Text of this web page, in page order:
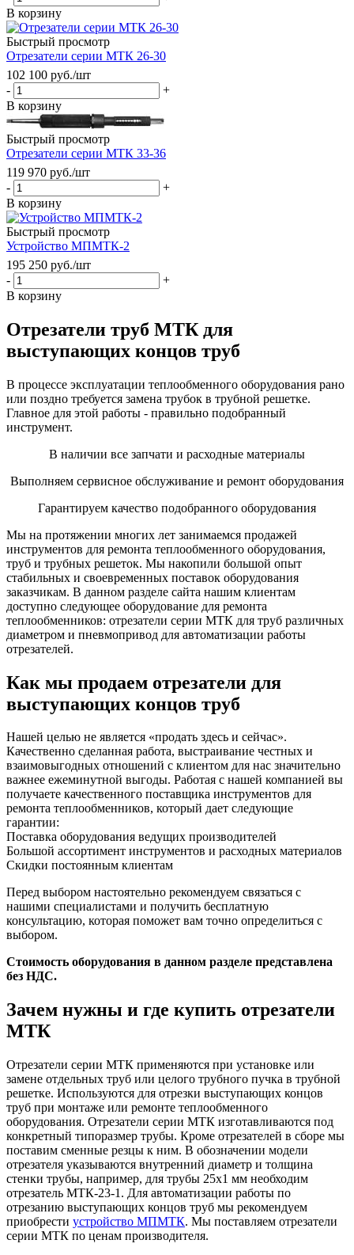
В корзину
Быстрый просмотр
Отрезатели серии МТК 26-30
102 100 руб./шт
-
+
В корзину
Быстрый просмотр
Отрезатели серии МТК 33-36
119 970 руб./шт
-
+
В корзину
Быстрый просмотр
Устройство МПМТК-2
195 250 руб./шт
-
+
В корзину
Отрезатели труб МТК для
выступающих концов труб
В процессе эксплуатации теплообменного оборудования рано
или поздно требуется замена трубок в трубной решетке.
Главное для этой работы - правильно подобранный
инструмент.
В наличии все запчати и расходные материалы
Выполняем сервисное обслуживание и ремонт оборудования
Гарантируем качество подобранного оборудования
Мы на протяжении многих лет занимаемся продажей
инструментов для ремонта теплообменного оборудования,
труб и трубных решеток. Мы накопили большой опыт
стабильных и своевременных поставок оборудования
заказчикам. В данном разделе сайта нашим клиентам
доступно следующее оборудование для ремонта
теплообменников: отрезатели серии МТК для труб различных
диаметром и пневмопривод для автоматизации работы
отрезателей.
Как мы продаем отрезатели для
выступающих концов труб
Нашей целью не является «продать здесь и сейчас».
Качественно сделанная работа, выстраивание честных и
взаимовыгодных отношений с клиентом для нас значительно
важнее ежеминутной выгоды. Работая с нашей компанией вы
получаете качественного поставщика инструментов для
ремонта теплообменников, который дает следующие
гарантии:
Поставка оборудования ведущих производителей
Большой ассортимент инструментов и расходных материалов
Скидки постоянным клиентам
Перед выбором настоятельно рекомендуем связаться с
нашими специалистами и получить бесплатную
консультацию, которая поможет вам точно определиться с
выбором.
Стоимость оборудования в данном разделе представлена
без НДС.
Зачем нужны и где купить отрезатели
МТК
Отрезатели серии МТК применяются при установке или
замене отдельных труб или целого трубного пучка в трубной
решетке. Используются для отрезки выступающих концов
труб при монтаже или ремонте теплообменного
оборудования. Отрезатели серии МТК изготавливаются под
конкретный типоразмер трубы. Кроме отрезателей в сборе мы
поставим сменные резцы к ним. В обозначении модели
отрезателя указываются внутренний диаметр и толщина
стенки трубы, например, для трубы 25х1 мм необходим
отрезатель МТК-23-1. Для автоматизации работы по
отрезанию выступающих концов труб мы рекомендуем
приобрести устройство МПМТК. Мы поставляем отрезатели
серии МТК по ценам производителя.